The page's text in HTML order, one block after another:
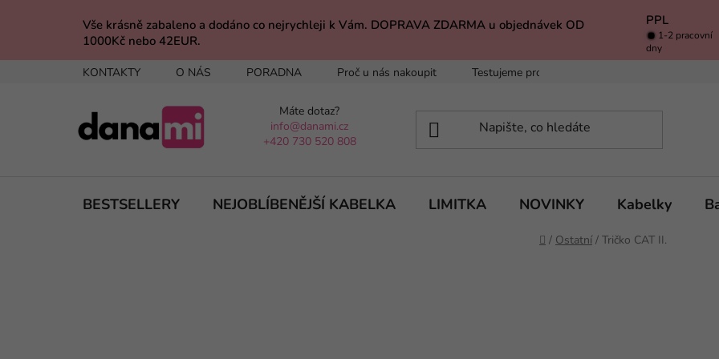
Vše krásně zabaleno a dodáno co nejrychleji k Vám. DOPRAVA ZDARMA u objednávek OD
1000Kč nebo 42EUR.
PPL
1-2 pracovní
dny
KONTAKTY O NÁS PORADNA Proč u nás nakoupit Testujeme pro Vás
Máte dotaz?
info@danami.cz
+420 730 520 808
BESTSELLERY NEJOBLÍBENĚJŠÍ KABELKA LIMITKA NOVINKY Kabelky
Domů
/ Ostatní / Tričko CAT II.